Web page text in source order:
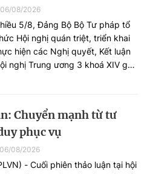
06/08/2026
5/8, Đảng Bộ Bộ Tư pháp tổ
Hội nghị quán triệt, triển khai
hiện các Nghị quyết, Kết luận
nghị Trung ương 3 khoá XIV gắn
Chuyển mạnh từ tư
phục vụ
06/08/2026
- Cuối phiên thảo luận tại hội